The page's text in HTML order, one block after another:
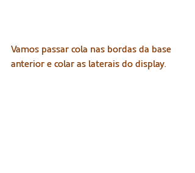
Vamos passar cola nas bordas da base
anterior e colar as laterais do display.